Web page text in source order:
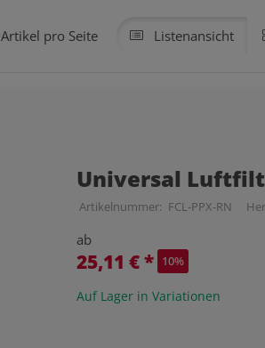
Artikel pro Seite Listenansicht
Universal
Artikelnummer: FCL-PPX-RN
ab
25,11 €* 10%
Auf Lager in Variationen